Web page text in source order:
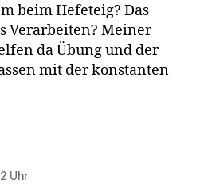
beim Hefeteig? Das
Verarbeiten? Meiner
da Übung und der
mit der konstanten
Uhr